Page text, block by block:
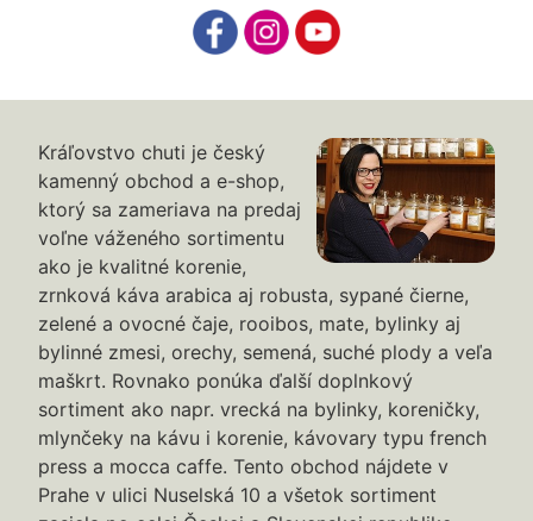
Kráľovstvo chuti je český
kamenný obchod a e-shop,
ktorý sa zameriava na predaj
voľne váženého sortimentu
ako je kvalitné korenie,
zrnková káva arabica aj robusta, sypané čierne,
zelené a ovocné čaje, rooibos, mate, bylinky aj
bylinné zmesi, orechy, semená, suché plody a veľa
maškrt. Rovnako ponúka ďalší doplnkový
sortiment ako napr. vrecká na bylinky, koreničky,
mlynčeky na kávu i korenie, kávovary typu french
press a mocca caffe. Tento obchod nájdete v
Prahe v ulici Nuselská 10 a všetok sortiment